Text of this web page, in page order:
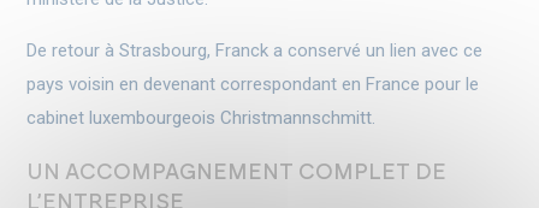
De retour à Strasbourg, Franck a conservé un lien avec ce
pays voisin en devenant correspondant en France pour le
cabinet luxembourgeois Christmannschmitt.
UN ACCOMPAGNEMENT COMPLET DE
L’ENTREPRISE